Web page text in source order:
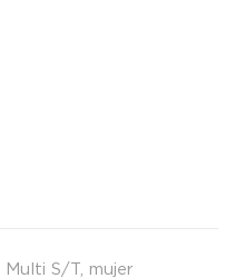
Multi S/T mujer